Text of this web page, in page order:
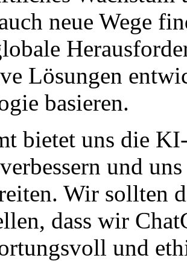
neue Wege
Lösungen
basieren.
bietet uns die
und
Wir sollten
dass wir
und